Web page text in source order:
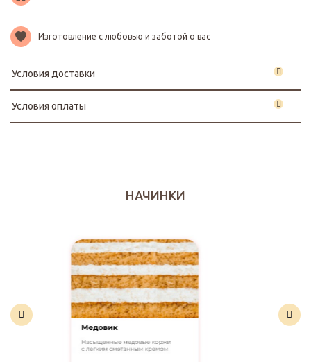
Изготовление с любовью и заботой о вас
Условия доставки
Условия оплаты
НАЧИНКИ